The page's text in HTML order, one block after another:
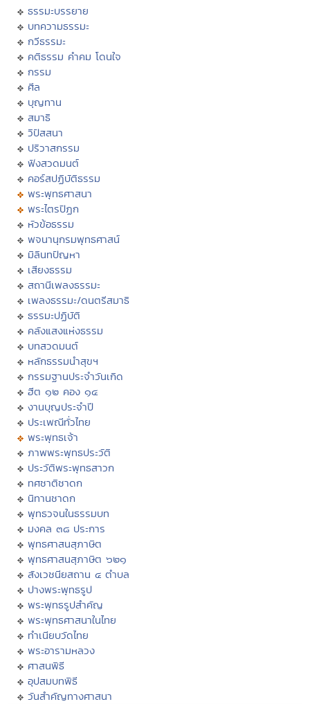
ธรรมะบรรยาย
บทความธรรมะ
กวีธรรมะ
คติธรรม คำคม โดนใจ
กรรม
ศีล
บุญทาน
สมาธิ
วิปัสสนา
ปริวาสกรรม
ฟังสวดมนต์
คอร์สปฏิบัติธรรม
พระพุทธศาสนา
พระไตรปิฏก
หัวข้อธรรม
พจนานุกรมพุทธศาสน์
มิลินทปัญหา
เสียงธรรม
สถานีเพลงธรรมะ
เพลงธรรมะ/ดนตรีสมาธิ
ธรรมะปฏิบัติ
คลังแสงแห่งธรรม
บทสวดมนต์
หลักธรรมนำสุขฯ
กรรมฐานประจำวันเกิด
ฮีต ๑๒ คอง ๑๔
งานบุญประจำปี
ประเพณีทั่วไทย
พระพุทธเจ้า
ภาพพระพุทธประวัติ
ประวัติพระพุทธสาวก
ทศชาติชาดก
นิทานชาดก
พุทธวจนในธรรมบท
มงคล ๓๘ ประการ
พุทธศาสนสุภาษิต
พุทธศาสนสุภาษิต ๖๒๑
สังเวชนียสถาน ๔ ตำบล
ปางพระพุทธรูป
พระพุทธรูปสำคัญ
พระพุทธศาสนาในไทย
ทำเนียบวัดไทย
พระอารามหลวง
ศาสนพิธี
อุปสมบทพิธี
วันสำคัญทางศาสนา